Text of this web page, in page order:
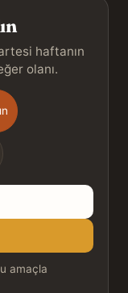
haftanın
olanı.
amaçla